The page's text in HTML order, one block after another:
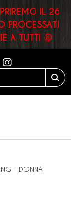
IL 26
PROCESSATI
A TUTTI 😄
– DONNA